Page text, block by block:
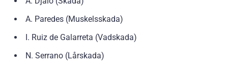
A. Paredes (Muskelsskada)
I. Ruiz de Galarreta (Vadskada)
N. Serrano (Lårskada)